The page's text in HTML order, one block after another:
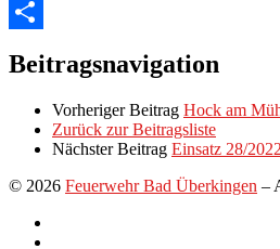
Copy
Beitragsnavigation
Vorheriger Beitrag Hock am
Zurück zur Beitragsliste
Nächster Beitrag Einsatz 28/
© 2026 Feuerwehr Bad Überkingen –